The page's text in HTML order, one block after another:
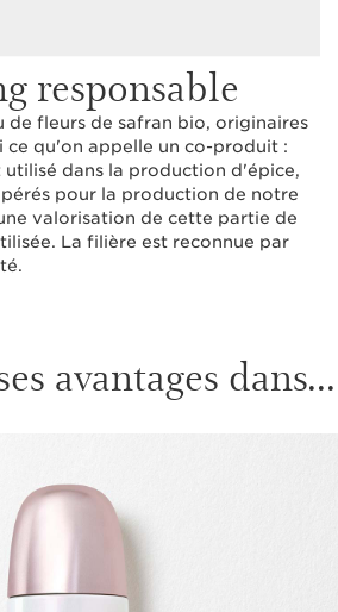
responsable
de fleurs de safran bio, originaires
ce qu'on appelle un co-produit :
utilisé dans la production d'épice,
pour la production de notre
valorisation de cette partie de
La filière est reconnue par
avantages dans...